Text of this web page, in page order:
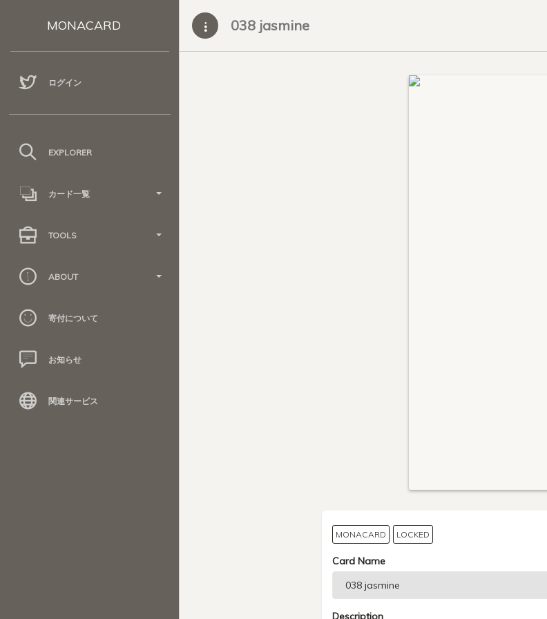
MONACARD
ログイン
EXPLORER
カード一覧
TOOLS
ABOUT
寄付について
お知らせ
関連サービス
038 jasmine
MONACARD LOCKED
Card Name
Description